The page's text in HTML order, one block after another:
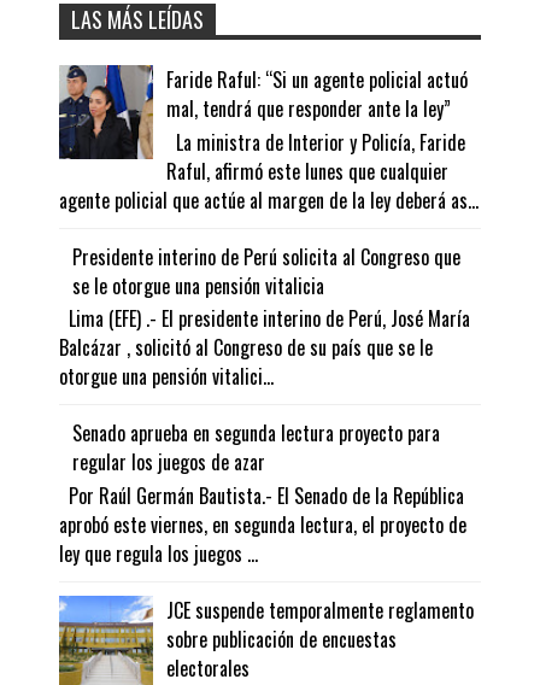
LAS MÁS LEÍDAS
Faride Raful: “Si un agente policial actuó
mal, tendrá que responder ante la ley”
La ministra de Interior y Policía, Faride
Raful, afirmó este lunes que cualquier
agente policial que actúe al margen de la ley deberá as...
Presidente interino de Perú solicita al Congreso que
se le otorgue una pensión vitalicia
Lima (EFE) .- El presidente interino de Perú, José María
Balcázar , solicitó al Congreso de su país que se le
otorgue una pensión vitalici...
Senado aprueba en segunda lectura proyecto para
regular los juegos de azar
Por Raúl Germán Bautista.- El Senado de la República
aprobó este viernes, en segunda lectura, el proyecto de
ley que regula los juegos ...
JCE suspende temporalmente reglamento
sobre publicación de encuestas
electorales